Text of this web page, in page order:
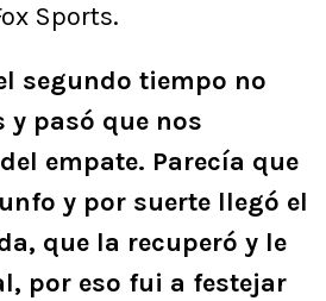
Sports.
segundo tiempo no
pasó que nos
empate. Parecía que
y por suerte llegó el
que la recuperó y le
por eso fui a festejar